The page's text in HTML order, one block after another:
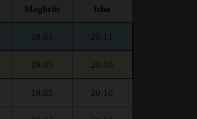
Maghrib Isha
19:05 20:11
19:05 20:10
19:05 20:10